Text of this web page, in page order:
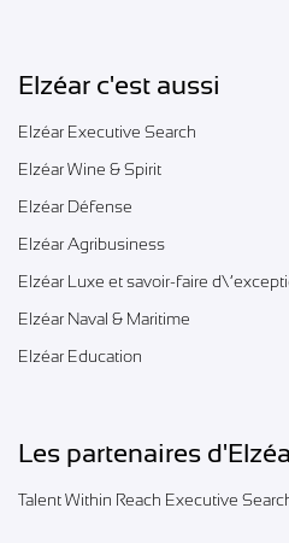
Elzéar c'est aussi
Elzéar Executive Search
Elzéar Wine & Spirit
Elzéar Défense
Elzéar Agribusiness
Elzéar Luxe et savoir-faire
Elzéar Naval & Maritime
Elzéar Education
Les partenaires
Talent Within Reach Executive